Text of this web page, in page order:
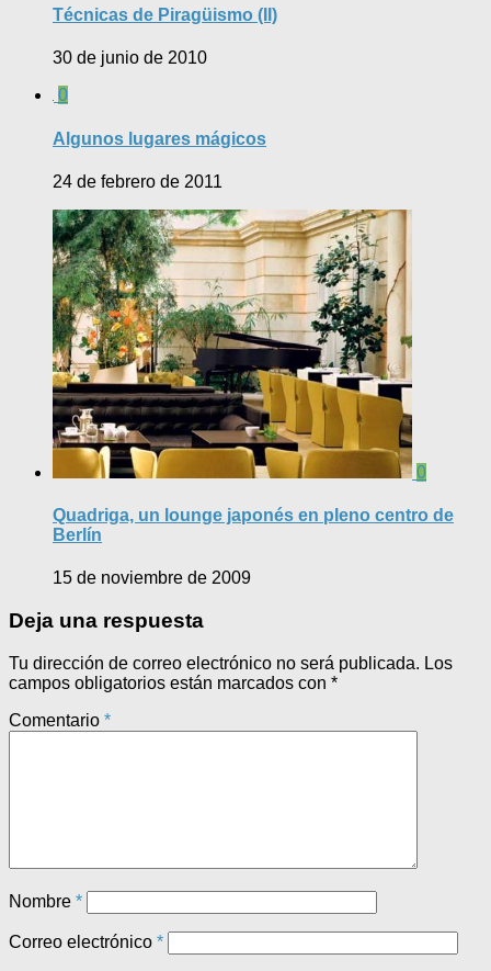
Técnicas de Piragüismo (II)
30 de junio de 2010
0
Algunos lugares mágicos
24 de febrero de 2011
0
Quadriga, un lounge japonés en pleno centro de
Berlín
15 de noviembre de 2009
Deja una respuesta
Tu dirección de correo electrónico no será publicada. Los
campos obligatorios están marcados con *
Comentario *
Nombre *
Correo electrónico *